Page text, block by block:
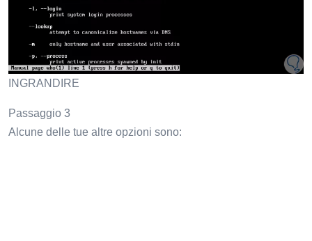
INGRANDIRE
Passaggio 3
Alcune delle tue altre opzioni sono: